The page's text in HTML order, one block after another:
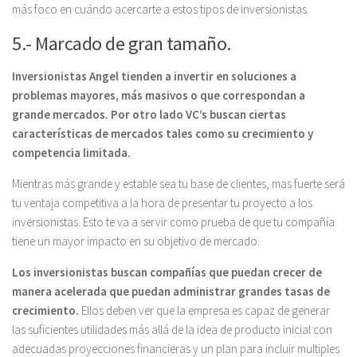
más foco en cuándo acercarte a estos tipos de inversionistas.
5.- Marcado de gran tamaño.
Inversionistas Angel tienden a invertir en soluciones a
problemas mayores, más masivos o que correspondan a
grande mercados. Por otro lado VC’s buscan ciertas
características de mercados tales como su crecimiento y
competencia limitada.
Mientras más grande y estable sea tu base de clientes, mas fuerte será
tu ventaja competitiva a la hora de presentar tu proyecto a los
inversionistas. Esto te va a servir como prueba de que tu compañía
tiene un mayor impacto en su objetivo de mercado.
Los inversionistas buscan compañías que puedan crecer de
manera acelerada que puedan administrar grandes tasas de
crecimiento. Ellos deben ver que la empresa es capaz de generar
las suficientes utilidades más allá de la idea de producto inicial con
adecuadas proyecciones financieras y un plan para incluir multiples